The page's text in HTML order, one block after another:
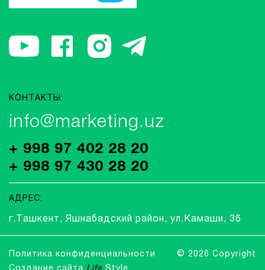
КОНТАКТЫ:
info@marketing.uz
+ 998 97 402 28 20
+ 998 97 430 28 20
АДРЕС:
г.Ташкент, Яшнабадский район, ул.Камаши, 36
Политика конфиденциальности
© 2026 Copyright